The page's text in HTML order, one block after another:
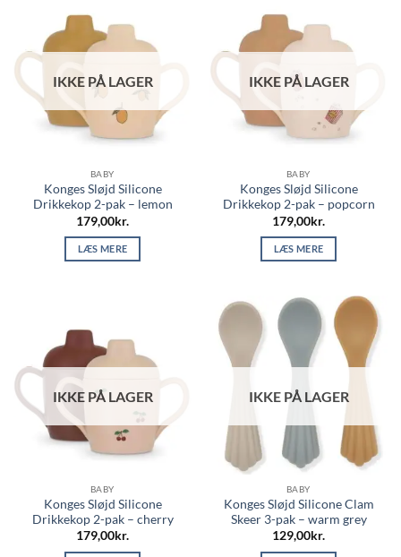
IKKE PÅ LAGER
BABY
Konges Sløjd Silicone
Drikkekop 2-pak – lemon
179,00kr.
LÆS MERE
IKKE PÅ LAGER
BABY
Konges Sløjd Silicone
Drikkekop 2-pak – popcorn
179,00kr.
LÆS MERE
IKKE PÅ LAGER
BABY
Konges Sløjd Silicone
Drikkekop 2-pak – cherry
179,00kr.
IKKE PÅ LAGER
BABY
Konges Sløjd Silicone Clam
Skeer 3-pak – warm grey
129,00kr.